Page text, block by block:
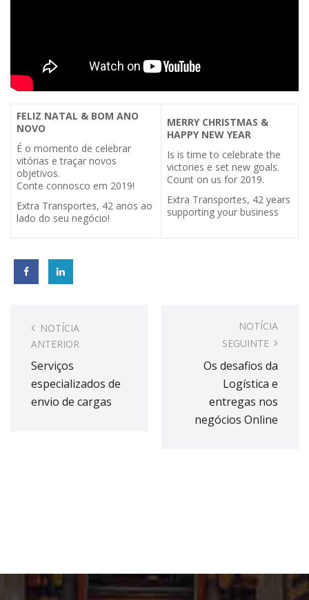
FELIZ NATAL & BOM ANO
NOVO
É o momento de celebrar
vitórias e traçar novos
objetivos.
Conte connosco em 2019!
Extra Transportes, 42 anos ao
lado do seu negócio!
MERRY CHRISTMAS &
HAPPY NEW YEAR
Is is time to celebrate the
victories e set new goals.
Count on us for 2019.
Extra Transportes, 42 years
supporting your business
navigation
NOTÍCIA
ANTERIOR
Serviços
especializados de
envio de cargas
NOTÍCIA
SEGUINTE
Os desafios da
Logística e
entregas nos
negócios Online